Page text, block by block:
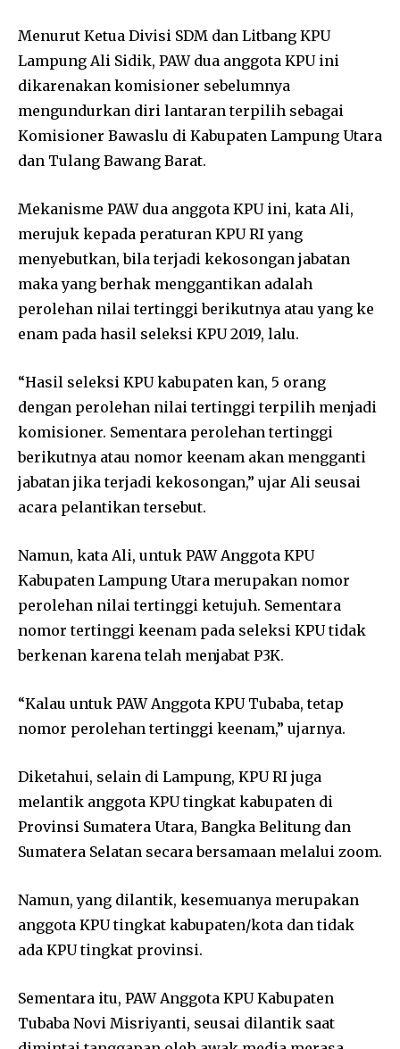
Menurut Ketua Divisi SDM dan Litbang KPU
Lampung Ali Sidik, PAW dua anggota KPU ini
dikarenakan komisioner sebelumnya
mengundurkan diri lantaran terpilih sebagai
Komisioner Bawaslu di Kabupaten Lampung Utara
dan Tulang Bawang Barat.
Mekanisme PAW dua anggota KPU ini, kata Ali,
merujuk kepada peraturan KPU RI yang
menyebutkan, bila terjadi kekosongan jabatan
maka yang berhak menggantikan adalah
perolehan nilai tertinggi berikutnya atau yang ke
enam pada hasil seleksi KPU 2019, lalu.
“Hasil seleksi KPU kabupaten kan, 5 orang
dengan perolehan nilai tertinggi terpilih menjadi
komisioner. Sementara perolehan tertinggi
berikutnya atau nomor keenam akan mengganti
jabatan jika terjadi kekosongan,” ujar Ali seusai
acara pelantikan tersebut.
Namun, kata Ali, untuk PAW Anggota KPU
Kabupaten Lampung Utara merupakan nomor
perolehan nilai tertinggi ketujuh. Sementara
nomor tertinggi keenam pada seleksi KPU tidak
berkenan karena telah menjabat P3K.
“Kalau untuk PAW Anggota KPU Tubaba, tetap
nomor perolehan tertinggi keenam,” ujarnya.
Diketahui, selain di Lampung, KPU RI juga
melantik anggota KPU tingkat kabupaten di
Provinsi Sumatera Utara, Bangka Belitung dan
Sumatera Selatan secara bersamaan melalui zoom.
Namun, yang dilantik, kesemuanya merupakan
anggota KPU tingkat kabupaten/kota dan tidak
ada KPU tingkat provinsi.
Sementara itu, PAW Anggota KPU Kabupaten
Tubaba Novi Misriyanti, seusai dilantik saat